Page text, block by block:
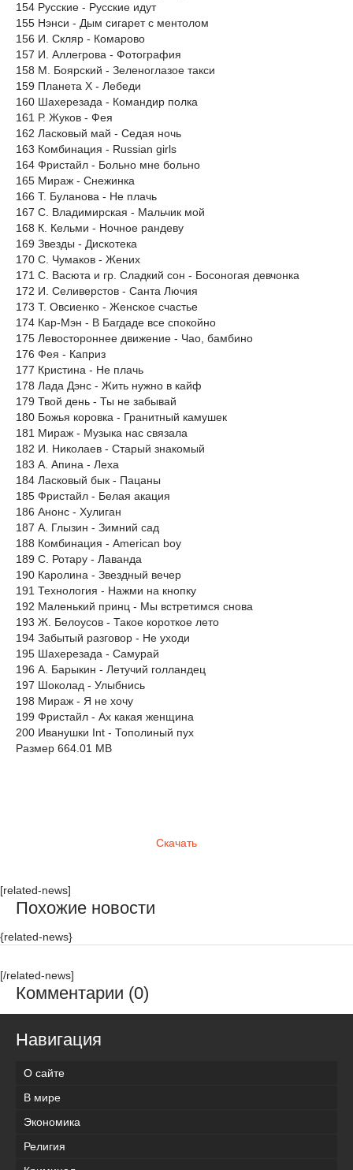
154 Русские - Русские идут
155 Нэнси - Дым сигарет с ментолом
156 И. Скляр - Комарово
157 И. Аллегрова - Фотография
158 М. Боярский - Зеленоглазое такси
159 Планета X - Лебеди
160 Шахерезада - Командир полка
161 Р. Жуков - Фея
162 Ласковый май - Седая ночь
163 Комбинация - Russian girls
164 Фристайл - Больно мне больно
165 Мираж - Снежинка
166 Т. Буланова - Не плачь
167 С. Владимирская - Мальчик мой
168 К. Кельми - Ночное рандеву
169 Звезды - Дискотека
170 С. Чумаков - Жених
171 С. Васюта и гр. Сладкий сон - Босоногая девчонка
172 И. Селиверстов - Санта Лючия
173 Т. Овсиенко - Женское счастье
174 Кар-Мэн - В Багдаде все спокойно
175 Левостороннее движение - Чао, бамбино
176 Фея - Каприз
177 Кристина - Не плачь
178 Лада Дэнс - Жить нужно в кайф
179 Твой день - Ты не забывай
180 Божья коровка - Гранитный камушек
181 Мираж - Музыка нас связала
182 И. Николаев - Старый знакомый
183 А. Апина - Леха
184 Ласковый бык - Пацаны
185 Фристайл - Белая акация
186 Анонс - Хулиган
187 А. Глызин - Зимний сад
188 Комбинация - American boy
189 С. Ротару - Лаванда
190 Каролина - Звездный вечер
191 Технология - Нажми на кнопку
192 Маленький принц - Мы встретимся снова
193 Ж. Белоусов - Такое короткое лето
194 Забытый разговор - Не уходи
195 Шахерезада - Самурай
196 А. Барыкин - Летучий голландец
197 Шоколад - Улыбнись
198 Мираж - Я не хочу
199 Фристайл - Ах какая женщина
200 Иванушки Int - Тополиный пух
Размер 664.01 MB
Скачать
[related-news]
Похожие новости
{related-news}
[/related-news]
Комментарии (0)
Навигация
О сайте
В мире
Экономика
Религия